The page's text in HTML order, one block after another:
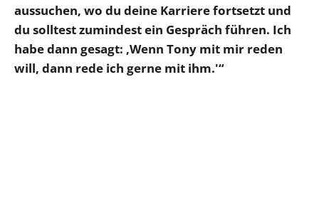
aussuchen, wo du deine Karriere fortsetzt und
du solltest zumindest ein Gespräch führen. Ich
habe dann gesagt: ‚Wenn Tony mit mir reden
will, dann rede ich gerne mit ihm.'“